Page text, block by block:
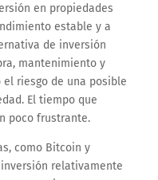
en propiedades
estable y a
de inversión
mantenimiento y
riesgo de una posible
El tiempo que
poco frustrante.
como Bitcoin y
relativamente